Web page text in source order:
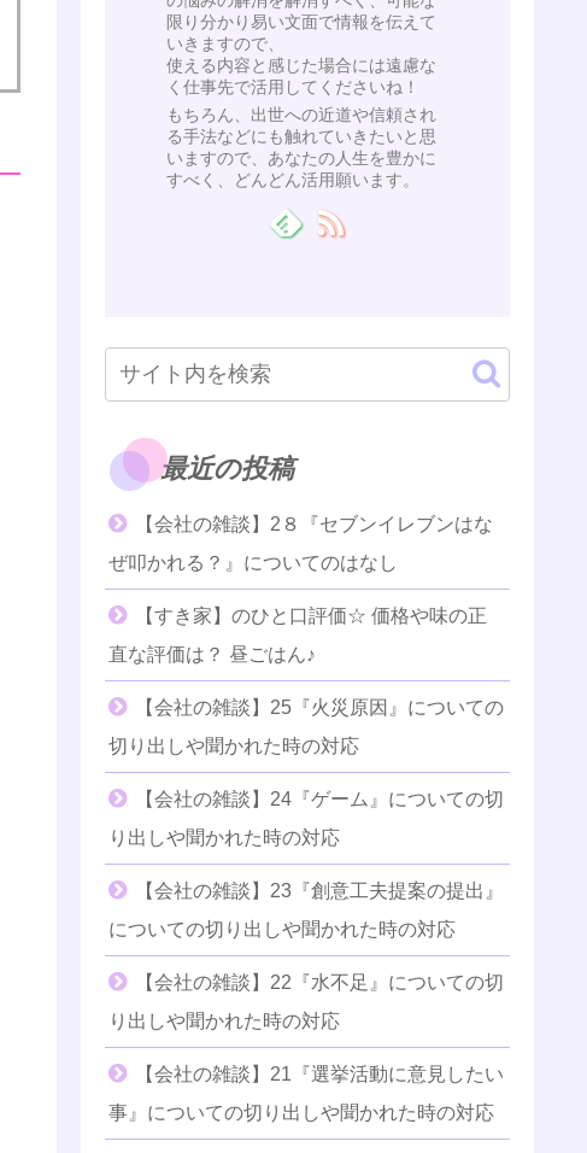
限り分かり易い文面で情報を伝えて
いきますので、
使える内容と感じた場合には遠慮な
く仕事先で活用してくださいね！
もちろん、出世への近道や信頼され
る手法などにも触れていきたいと思
いますので、あなたの人生を豊かに
すべく、どんどん活用願います。
最近の投稿
【会社の雑談】2８『セブンイレブンはな
ぜ叩かれる？』についてのはなし
【すき家】のひと口評価☆ 価格や味の正
直な評価は？ 昼ごはん♪
【会社の雑談】25『火災原因』についての
切り出しや聞かれた時の対応
【会社の雑談】24『ゲーム』についての切
り出しや聞かれた時の対応
【会社の雑談】23『創意工夫提案の提出』
についての切り出しや聞かれた時の対応
【会社の雑談】22『水不足』についての切
り出しや聞かれた時の対応
【会社の雑談】21『選挙活動に意見したい
事』についての切り出しや聞かれた時の対応